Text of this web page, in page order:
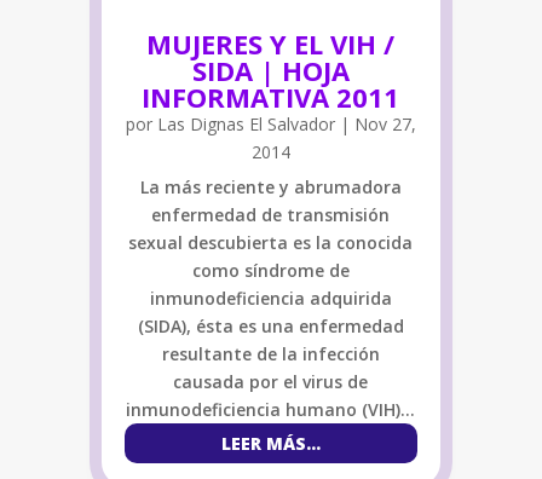
MUJERES Y EL VIH /
SIDA | HOJA
INFORMATIVA 2011
por Las Dignas El Salvador| Nov 27,
2014
La más reciente y abrumadora
enfermedad de transmisión
sexual descubierta es la conocida
como síndrome de
inmunodeficiencia adquirida
(SIDA), ésta es una enfermedad
resultante de la infección
causada por el virus de
inmunodeficiencia humano (VIH)…
LEER MÁS...